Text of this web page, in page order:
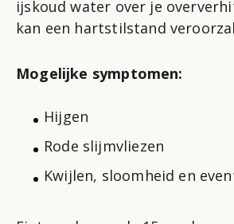
ijskoud water over je
kan een hartstilstand
Mogelijke symptomen:
Hijgen
Rode slijmvliezen
Kwijlen, sloomheid en